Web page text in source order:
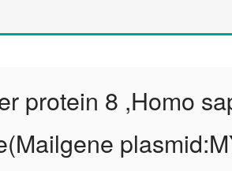
protein 8 ,Homo